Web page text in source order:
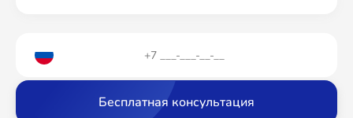
Бесплатная консультация